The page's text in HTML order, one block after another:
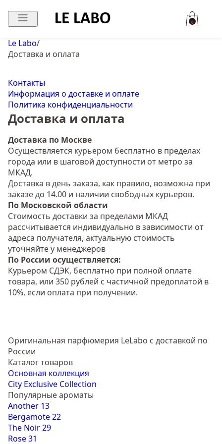
0
Le Labo/
Доставка и оплата
Контакты
Информация о доставке и оплате
Политика конфиденциальности
Доставка и оплата
Доставка по Москве
Осуществляется курьером бесплатно в пределах
города или в шаговой доступности от метро за
МКАД.
Доставка в день заказа, как правило, возможна при
заказе до 14.00 и наличии свободных курьеров.
По Московской области
Стоимость доставки за пределами МКАД
рассчитывается индивидуально в зависимости от
адреса получателя, актуальную стоимость
уточняйте у менеджеров
По России осуществляется:
Курьером СДЭК, бесплатно при полной оплате
товара, или 350 рублей с частичной предоплатой в
10%, если оплата при получении.
Оригинальная парфюмерия LeLabo с доставкой по
России
Каталог товаров
Основная коллекция
City Exclusive Collection
Популярные ароматы
Another 13
Bergamote 22
The Noir 29
Rose 31